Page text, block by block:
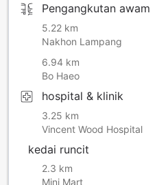
Pengangkutan awam
5.22 km
Nakhon Lampang
6.94 km
Bo Haeo
hospital & klinik
3.25 km
Vincent Wood Hospital
kedai runcit
2.3 km
Mini Mart